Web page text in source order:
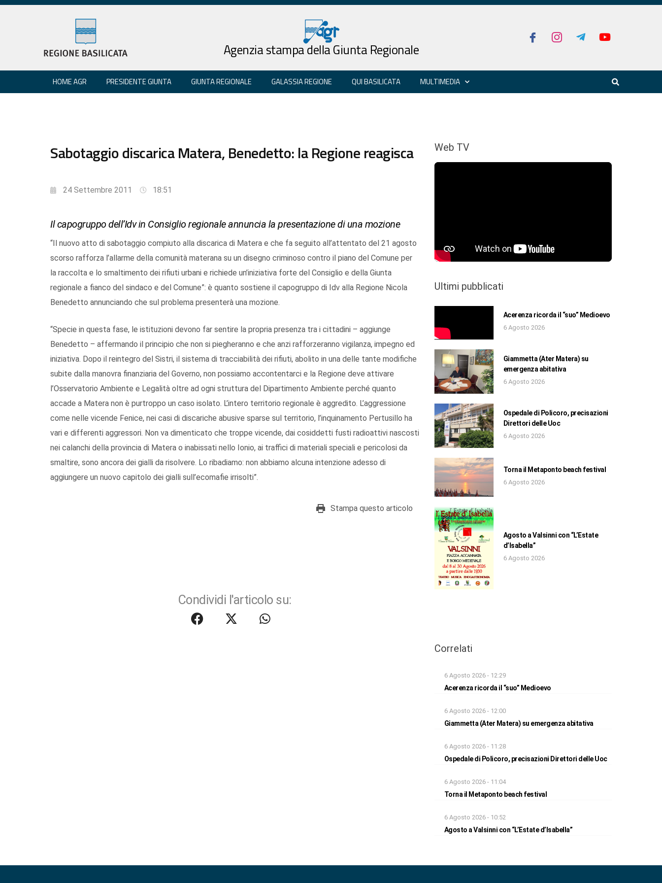
Agenzia stampa della Giunta Regionale
HOME AGR PRESIDENTE GIUNTA GIUNTA REGIONALE GALASSIA REGIONE QUI BASILICATA MULTIMEDIA
Sabotaggio discarica Matera, Benedetto: la Regione reagisca
24 Settembre 2011 18:51
Il capogruppo dell’Idv in Consiglio regionale annuncia la presentazione di una mozione
“Il nuovo atto di sabotaggio compiuto alla discarica di Matera e che fa seguito all’attentato del 21 agosto
scorso rafforza l’allarme della comunità materana su un disegno criminoso contro il piano del Comune per
la raccolta e lo smaltimento dei rifiuti urbani e richiede un’iniziativa forte del Consiglio e della Giunta
regionale a fianco del sindaco e del Comune”: è quanto sostiene il capogruppo di Idv alla Regione Nicola
Benedetto annunciando che sul problema presenterà una mozione.
“Specie in questa fase, le istituzioni devono far sentire la propria presenza tra i cittadini – aggiunge
Benedetto – affermando il principio che non si piegheranno e che anzi rafforzeranno vigilanza, impegno ed
iniziativa. Dopo il reintegro del Sistri, il sistema di tracciabilità dei rifiuti, abolito in una delle tante modifiche
subite dalla manovra finanziaria del Governo, non possiamo accontentarci e la Regione deve attivare
l’Osservatorio Ambiente e Legalità oltre ad ogni struttura del Dipartimento Ambiente perché quanto
accade a Matera non è purtroppo un caso isolato. L’intero territorio regionale è aggredito. L’aggressione
come nelle vicende Fenice, nei casi di discariche abusive sparse sul territorio, l’inquinamento Pertusillo ha
vari e differenti aggressori. Non va dimenticato che troppe vicende, dai cosiddetti fusti radioattivi nascosti
nei calanchi della provincia di Matera o inabissati nello Ionio, ai traffici di materiali speciali e pericolosi da
smaltire, sono ancora dei gialli da risolvere. Lo ribadiamo: non abbiamo alcuna intenzione adesso di
aggiungere un nuovo capitolo dei gialli sull’ecomafie irrisolti”.
Stampa questo articolo
Condividi l'articolo su:
Web TV
Ultimi pubblicati
Acerenza ricorda il “suo” Medioevo
6 Agosto 2026
Giammetta (Ater Matera) su
emergenza abitativa
6 Agosto 2026
Ospedale di Policoro, precisazioni
Direttori delle Uoc
6 Agosto 2026
Torna il Metaponto beach festival
6 Agosto 2026
Agosto a Valsinni con “L’Estate
d’Isabella”
6 Agosto 2026
Correlati
6 Agosto 2026 - 12:29
Acerenza ricorda il “suo” Medioevo
6 Agosto 2026 - 12:00
Giammetta (Ater Matera) su emergenza abitativa
6 Agosto 2026 - 11:28
Ospedale di Policoro, precisazioni Direttori delle Uoc
6 Agosto 2026 - 11:04
Torna il Metaponto beach festival
6 Agosto 2026 - 10:52
Agosto a Valsinni con “L’Estate d’Isabella”